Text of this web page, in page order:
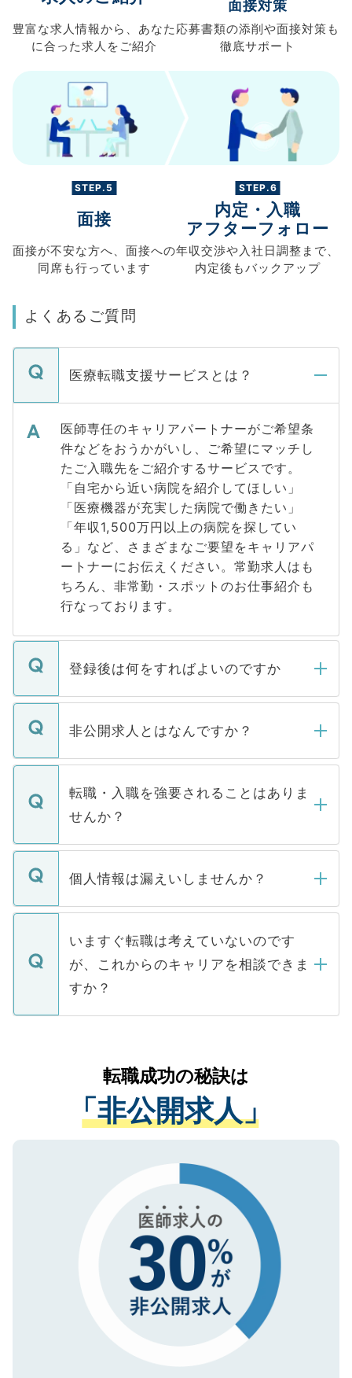
豊富な求人情報から、 あなた
に合った求人を ご紹介
面接対策
応募書類の添削や面接対策も
徹底サポート
STEP.5
面接
面接が不安な方へ、 面接への
同席も行っています
STEP.6
内定・入職
アフターフォロー
年収交渉や入社日調整まで、
内定後もバックアップ
よくあるご質問
医療転職支援サービスとは？
医師専任のキャリアパートナーがご希望条
件などをおうかがいし、ご希望にマッチし
たご入職先をご紹介するサービスです。
「自宅から近い病院を紹介してほしい」
「医療機器が充実した病院で働きたい」
「年収1,500万円以上の病院を探してい
る」など、さまざまなご要望をキャリアパ
ートナーにお伝えください。常勤求人はも
ちろん、非常勤・スポットのお仕事紹介も
行なっております。
登録後は何をすればよいのですか
ご登録いただきましたら、弊社担当者がご
登録内容を確認し、その後メールもしくは
ます。通常、5営業日以内にはご連絡をせて
いただきますので、しばらくお待ちくださ
非公開求人とはなんですか？
マイナビDOCTORで取り扱っている求人の
うち約3割は、Webサイトからご覧いただ
けない「非公開求人」です。非公開求人は
下記の理由によって、一般には公開してい
ません。
■応募殺到を避けるため 人気のある医療機
関を公にしてしまうと、応募が殺到する場
に、医療機関が求める条件に合った人材の
みを人材紹介会社に依頼するケースが増え
ています。
転職・入職を強要されることはありま
せんか？
転職・入職を強要することは一切ありませ
ん。また、仮に応募先から内定をいただい
定を承諾する必要はありません。内定先へ
の辞退の連絡はキャリアパートナーが行い
個人情報は漏えいしませんか？
個人情報が漏えいすることはありませんの
で、ご安心ください。当サイトからの登録
などで収集したご登録者様の個人情報は、
ご本人のキャリアアップおよび転職活動の
支援を目的に使用いたします。お預かりし
ているすべての個人データはご本人の許可
は、個人情報の取り扱いについての厳密な
管理基準を満たした事業者のみに付与され
る、プライバシーマークを取得済みです。
で、機密保持に関してもご安心ください。
いますぐ転職は考えていないのです
が、これからのキャリアを相談できま
すか？
かがいして、現在の医療機関の状況や紹介
経験をまじえながら、適切なアドバイスを
させていただきます。すぐにご転職をされ
ない方には、長期的なサポートが可能です
ので、まずはご登録ください。
転職成功の秘訣は
「非公開求人」